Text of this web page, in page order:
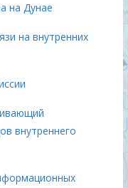
на Дунае
на внутренних
внутреннего